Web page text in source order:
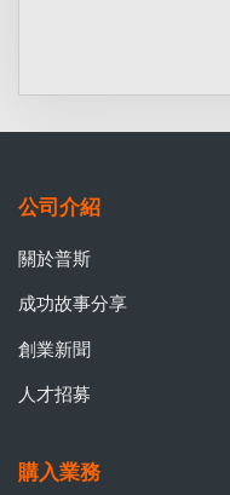
公司介紹
關於普斯
成功故事分享
創業新聞
人才招募
購入業務